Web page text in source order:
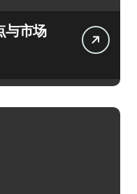
与市场